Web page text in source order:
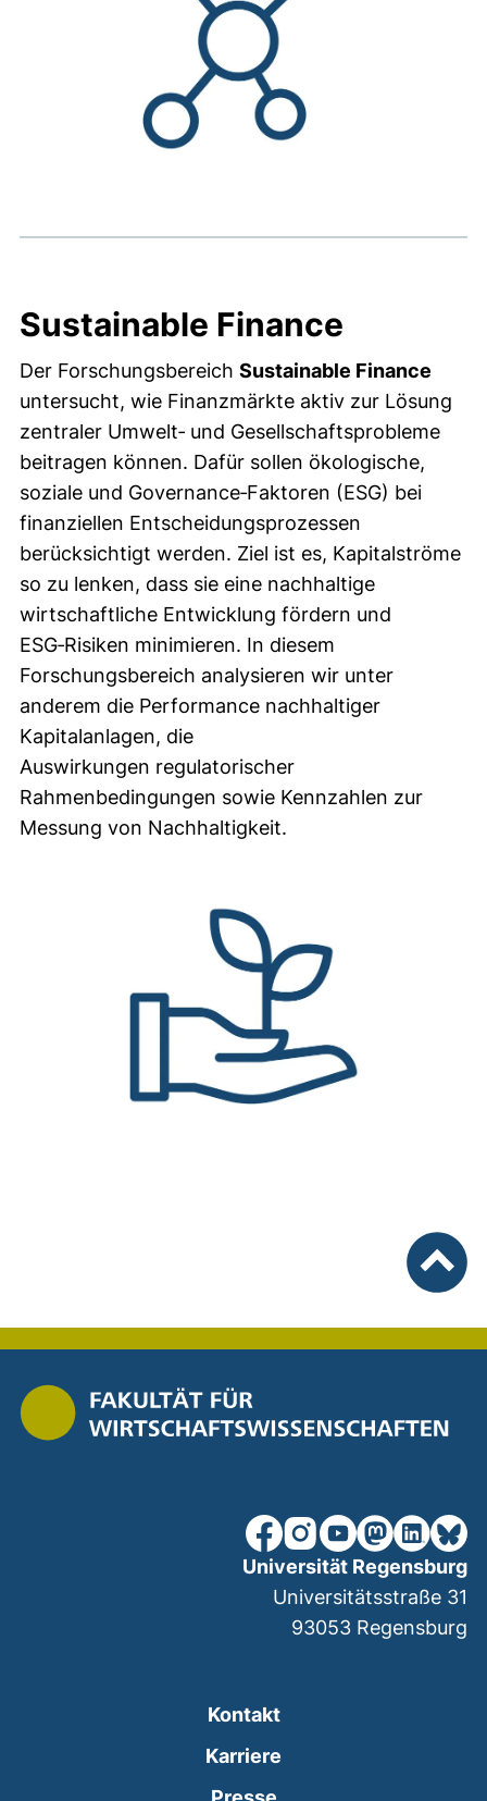
Sustainable Finance
Der Forschungsbereich Sustainable Finance
untersucht, wie Finanzmärkte aktiv zur Lösung
zentraler Umwelt‑ und Gesellschaftsprobleme
beitragen können. Dafür sollen ökologische,
soziale und Governance‑Faktoren (ESG) bei
finanziellen Entscheidungsprozessen
berücksichtigt werden. Ziel ist es, Kapitalströme
so zu lenken, dass sie eine nachhaltige
wirtschaftliche Entwicklung fördern und
ESG‑Risiken minimieren. In diesem
Forschungsbereich analysieren wir unter
anderem die Performance nachhaltiger
Kapitalanlagen, die
Auswirkungen regulatorischer
Rahmenbedingungen sowie Kennzahlen zur
Messung von Nachhaltigkeit.
unsere Facebook-Seite
unsere Instagram-
unsere YouTube-
unsereunsere
Kontakt
Karriere
Universität Regensburg
Universitätsstraße 31
93053 Regensburg